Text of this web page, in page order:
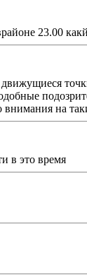
23.00
на
в это время